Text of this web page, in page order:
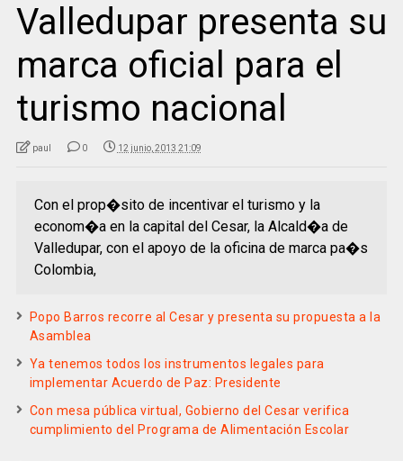
Valledupar presenta su
marca oficial para el
turismo nacional
paul 0 12 junio, 2013 21:09
Con el prop�sito de incentivar el turismo y la
econom�a en la capital del Cesar, la Alcald�a de
Valledupar, con el apoyo de la oficina de marca pa�s
Colombia,
Popo Barros recorre al Cesar y presenta su propuesta a la
Asamblea
Ya tenemos todos los instrumentos legales para
implementar Acuerdo de Paz: Presidente
Con mesa pública virtual, Gobierno del Cesar verifica
cumplimiento del Programa de Alimentación Escolar